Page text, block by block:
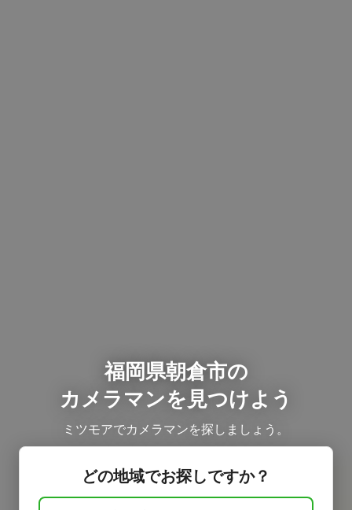
福岡県朝倉市の
カメラマンを見つけよう
ミツモアでカメラマンを探しましょう。
どの地域でお探しですか？